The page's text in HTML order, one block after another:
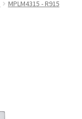
MPLM4315 - R915